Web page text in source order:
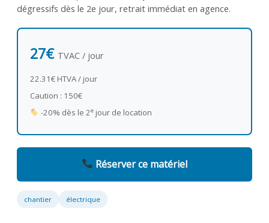
dégressifs dès le 2e jour, retrait immédiat en agence.
27€ TVAC / jour
22.31€ HTVA / jour
Caution : 150€
-20% dès le 2ejour de location
Réserver ce matériel
chantier électrique